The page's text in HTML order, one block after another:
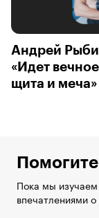
Андрей
«Идет
щита и меча»
Пока мы
впечатлениями